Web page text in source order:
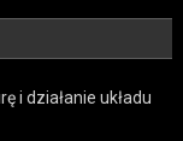
i działanie układu